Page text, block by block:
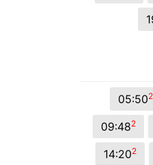
05:502
09:482
14:202